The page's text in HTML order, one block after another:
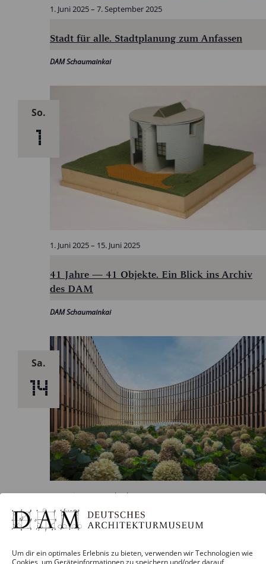
Um dir ein optimales Erlebnis zu bieten, verwenden wir Technologien wie
Cookies, um Geräteinformationen zu speichern und/oder darauf
Stadt für alle. Stadtplanung zum Anfassen
1. Juni 2025– 7. September 2025
DAM Schaumainkai
So.
1
41 Jahre — 41 Objekte. Ein Blick ins Archiv
des DAM
1. Juni 2025– 15. Juni 2025
DAM Schaumainkai
Sa.
14
Architecture and Energy. Bauen in Zeiten des
14. Juni 2025–5. Oktober 2025